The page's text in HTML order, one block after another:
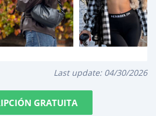
Last update: 04/30/2026
GRATUITA